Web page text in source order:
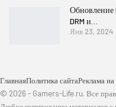
Обновление
DRM и…
Янв 23, 2024
ГлавнаяПолитика сайтаРеклама на
© 2026 - Gamers-Life.ru. Все